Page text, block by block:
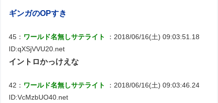
ギンガのOPすき
45： ワールド名無しサテライト
：2018/06/16(土) 09:03:51.18
ID:qXSjVVU20.net
イントロかっけえな
42： ワールド名無しサテライト
：2018/06/16(土) 09:03:46.24
ID:VcMzbUO40.net